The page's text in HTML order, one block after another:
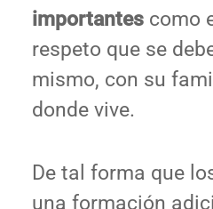
importantescomo
respeto que se
mismo, con su
donde vive.
De tal forma que
una formación